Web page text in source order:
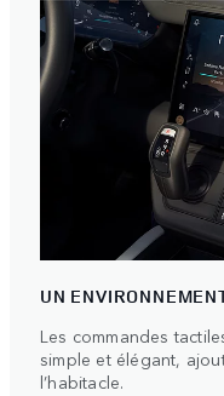
UN
Les commandes
simple et élégant,
l’habitacle.